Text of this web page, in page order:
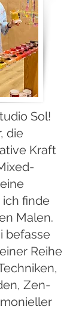
Sol!
die
Kraft
finde
Malen.
befasse
Reihe
Zen-